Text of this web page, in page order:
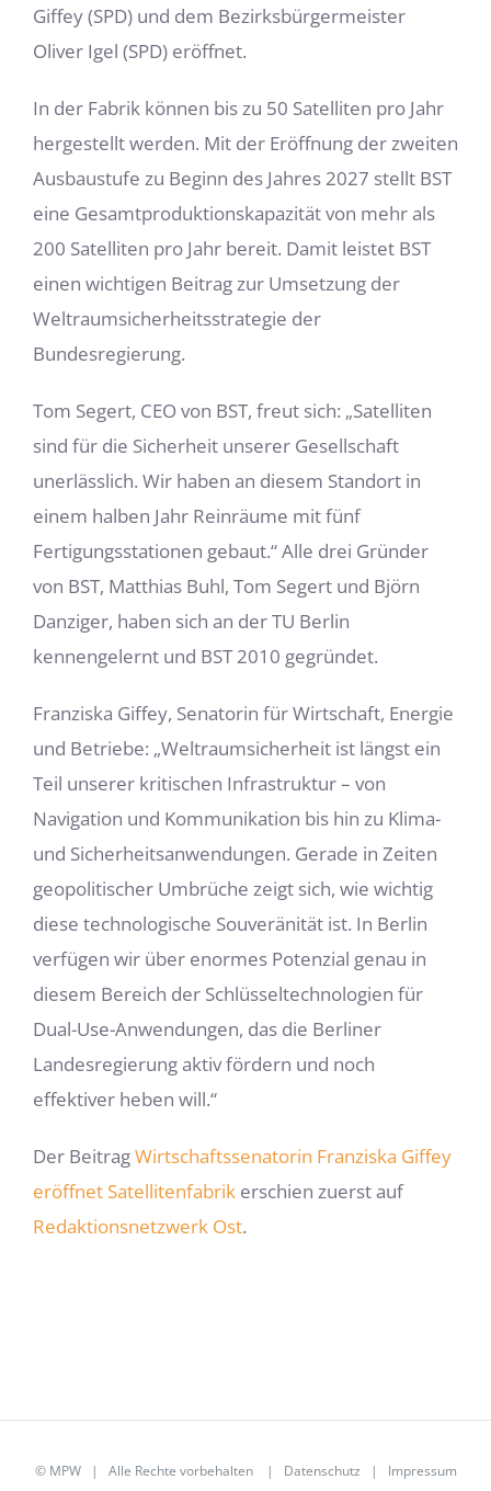
Giffey (SPD) und dem Bezirksbürgermeister
Oliver Igel (SPD) eröffnet.
In der Fabrik können bis zu 50 Satelliten pro Jahr
hergestellt werden. Mit der Eröffnung der zweiten
Ausbaustufe zu Beginn des Jahres 2027 stellt BST
eine Gesamtproduktionskapazität von mehr als
200 Satelliten pro Jahr bereit. Damit leistet BST
einen wichtigen Beitrag zur Umsetzung der
Weltraumsicherheitsstrategie der
Bundesregierung.
Tom Segert, CEO von BST, freut sich: „Satelliten
sind für die Sicherheit unserer Gesellschaft
unerlässlich. Wir haben an diesem Standort in
einem halben Jahr Reinräume mit fünf
Fertigungsstationen gebaut.“ Alle drei Gründer
von BST, Matthias Buhl, Tom Segert und Björn
Danziger, haben sich an der TU Berlin
kennengelernt und BST 2010 gegründet.
Franziska Giffey, Senatorin für Wirtschaft, Energie
und Betriebe: „Weltraumsicherheit ist längst ein
Teil unserer kritischen Infrastruktur – von
Navigation und Kommunikation bis hin zu Klima-
und Sicherheitsanwendungen. Gerade in Zeiten
geopolitischer Umbrüche zeigt sich, wie wichtig
diese technologische Souveränität ist. In Berlin
verfügen wir über enormes Potenzial genau in
diesem Bereich der Schlüsseltechnologien für
Dual-Use-Anwendungen, das die Berliner
Landesregierung aktiv fördern und noch
effektiver heben will.“
Der BeitragWirtschaftssenatorin Franziska Giffey
eröffnet Satellitenfabrik erschien zuerst auf
Redaktionsnetzwerk Ost.
© MPW| Alle Rechte vorbehalten | Datenschutz | Impressum